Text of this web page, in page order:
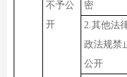
不予公
开
密
2.其他法
政法规禁
公开